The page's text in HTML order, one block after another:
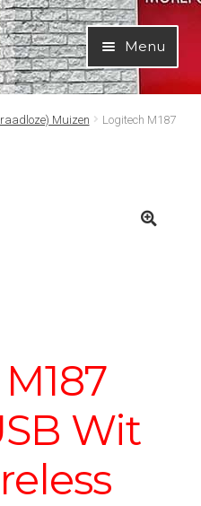
Menu
Muizen
Logitech M187
Wit